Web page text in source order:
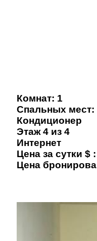
Комнат: 1
Спальных мест:
Кондиционер
Этаж 4 из 4
Интернет
Цена за сутки $
Цена